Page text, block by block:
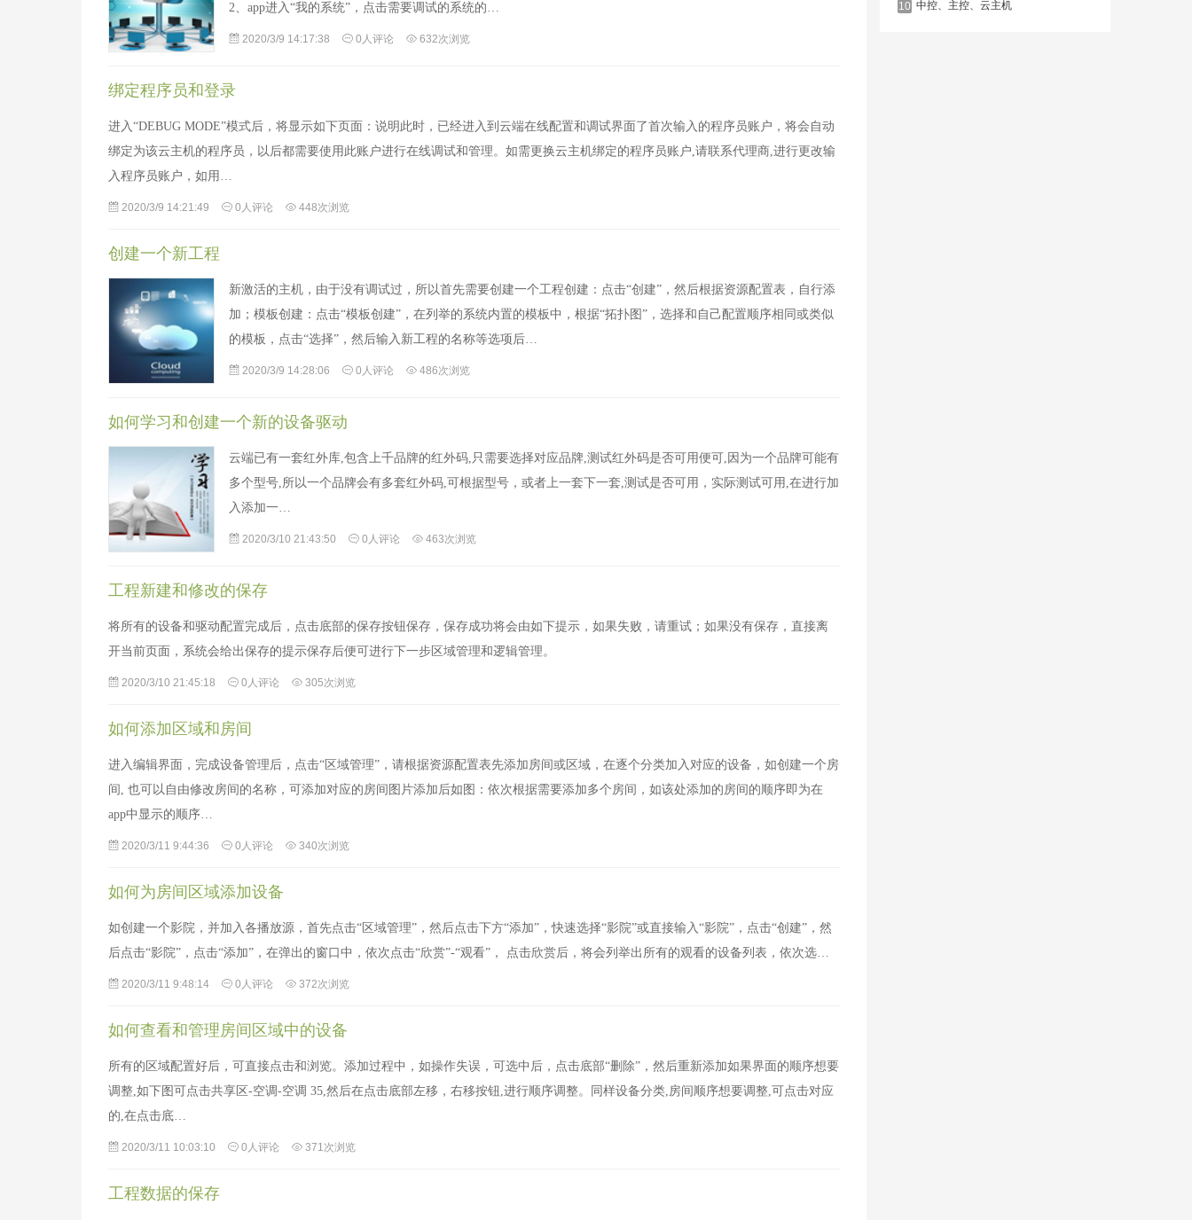
10 ​中控、主控、云主机
2、app进入“我的系统”，点击需要调试的系统的…
2020/3/9 14:17:38 0人评论 632次浏览
绑定程序员和登录
进入“DEBUG MODE”模式后，将显示如下页面：说明此时，已经进入到云端在线配置和调试界面了首次输入的程序员账户，将会自动
绑定为该云主机的程序员，以后都需要使用此账户进行在线调试和管理。如需更换云主机绑定的程序员账户,请联系代理商,进行更改输
入程序员账户，如用…
2020/3/9 14:21:49 0人评论 448次浏览
创建一个新工程
新激活的主机，由于没有调试过，所以首先需要创建一个工程创建：点击“创建”，然后根据资源配置表，自行添
加；模板创建：点击“模板创建”，在列举的系统内置的模板中，根据“拓扑图”，选择和自己配置顺序相同或类似
的模板，点击“选择”，然后输入新工程的名称等选项后…
2020/3/9 14:28:06 0人评论 486次浏览
如何学习和创建一个新的设备驱动
云端已有一套红外库,包含上千品牌的红外码,只需要选择对应品牌,测试红外码是否可用便可,因为一个品牌可能有
多个型号,所以一个品牌会有多套红外码,可根据型号，或者上一套下一套,测试是否可用，实际测试可用,在进行加
入添加一…
2020/3/10 21:43:50 0人评论 463次浏览
工程新建和修改的保存
将所有的设备和驱动配置完成后，点击底部的保存按钮保存，保存成功将会由如下提示，如果失败，请重试；如果没有保存，直接离
开当前页面，系统会给出保存的提示保存后便可进行下一步区域管理和逻辑管理。
2020/3/10 21:45:18 0人评论 305次浏览
如何添加区域和房间
进入编辑界面，完成设备管理后，点击“区域管理”，请根据资源配置表先添加房间或区域，在逐个分类加入对应的设备，如创建一个房
间, 也可以自由修改房间的名称，可添加对应的房间图片添加后如图：依次根据需要添加多个房间，如该处添加的房间的顺序即为在
app中显示的顺序…
2020/3/11 9:44:36 0人评论 340次浏览
如何为房间区域添加设备
如创建一个影院，并加入各播放源，首先点击“区域管理”，然后点击下方“添加”，快速选择“影院”或直接输入“影院”，点击“创建”，然
后点击“影院”，点击“添加”，在弹出的窗口中，依次点击“欣赏”-“观看”， 点击欣赏后，将会列举出所有的观看的设备列表，依次选…
2020/3/11 9:48:14 0人评论 372次浏览
如何查看和管理房间区域中的设备
所有的区域配置好后，可直接点击和浏览。添加过程中，如操作失误，可选中后，点击底部“删除”，然后重新添加如果界面的顺序想要
调整,如下图可点击共享区-空调-空调 35,然后在点击底部左移，右移按钮,进行顺序调整。同样设备分类,房间顺序想要调整,可点击对应
的,在点击底…
2020/3/11 10:03:10 0人评论 371次浏览
工程数据的保存